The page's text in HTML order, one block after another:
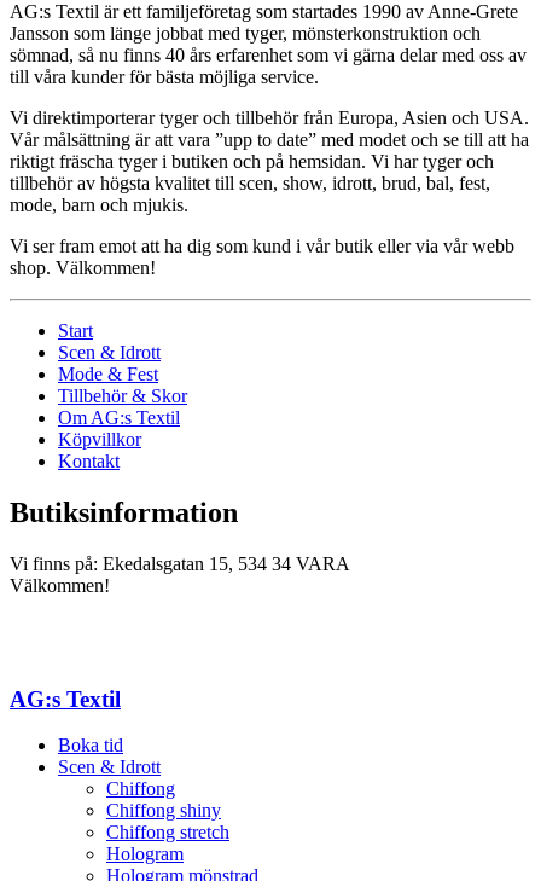
AG:s Textil är ett familjeföretag som startades 1990 av Anne-Grete
Jansson som länge jobbat med tyger, mönsterkonstruktion och
sömnad, så nu finns 40 års erfarenhet som vi gärna delar med oss av
till våra kunder för bästa möjliga service.
Vi direktimporterar tyger och tillbehör från Europa, Asien och USA.
Vår målsättning är att vara ”upp to date” med modet och se till att ha
riktigt fräscha tyger i butiken och på hemsidan. Vi har tyger och
tillbehör av högsta kvalitet till scen, show, idrott, brud, bal, fest,
mode, barn och mjukis.
Vi ser fram emot att ha dig som kund i vår butik eller via vår webb
shop. Välkommen!
Start
Scen & Idrott
Mode & Fest
Tillbehör & Skor
Om AG:s Textil
Köpvillkor
Kontakt
Butiksinformation
Vi finns på: Ekedalsgatan 15, 534 34 VARA
Välkommen!
AG:s Textil
Boka tid
Scen & Idrott
Chiffong
Chiffong shiny
Chiffong stretch
Hologram
Hologram mönstrad